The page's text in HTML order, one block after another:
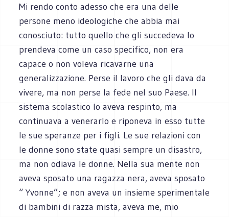
Mi rendo conto adesso che era una delle
persone meno ideologiche che abbia mai
conosciuto: tutto quello che gli succedeva lo
prendeva come un caso specifico, non era
capace o non voleva ricavarne una
generalizzazione. Perse il lavoro che gli dava da
vivere, ma non perse la fede nel suo Paese. Il
sistema scolastico lo aveva respinto, ma
continuava a venerarlo e riponeva in esso tutte
le sue speranze per i figli. Le sue relazioni con
le donne sono state quasi sempre un disastro,
ma non odiava le donne. Nella sua mente non
aveva sposato una ragazza nera, aveva sposato
“ Yvonne”; e non aveva un insieme sperimentale
di bambini di razza mista, aveva me, mio